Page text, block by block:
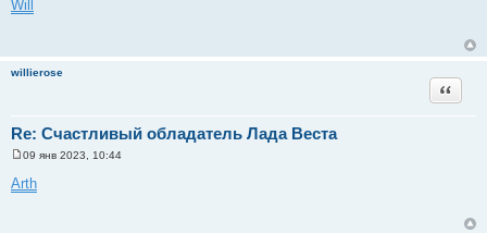
о
и
Will
willierose
Re: Счастливый обладатель Лада Веста
Цитата
о
о
09 янв 2023, 10:44
Arth